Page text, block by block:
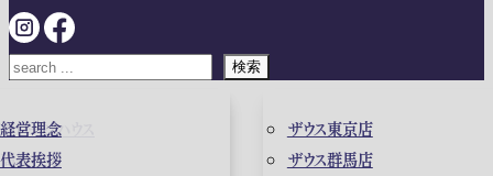
ガレージハウス
高級住宅
経営理念
代表挨拶
ザウス東京店
ザウス群馬店
検索